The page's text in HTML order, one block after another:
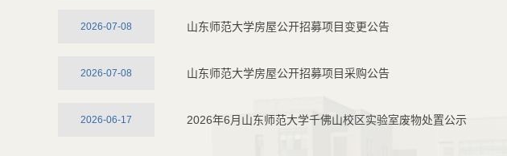
2026-07-08 山东师范大学房屋公开招募项目变更公告
2026-07-08 山东师范大学房屋公开招募项目采购公告
2026-06-17 2026年6月山东师范大学千佛山校区实验室废物处置公示